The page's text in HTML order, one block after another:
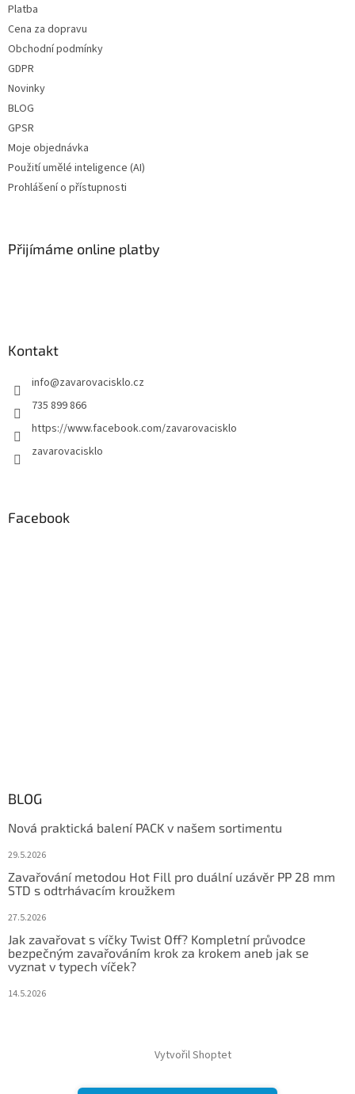
Platba
Cena za dopravu
Obchodní podmínky
GDPR
Novinky
BLOG
GPSR
Moje objednávka
Použití umělé inteligence (AI)
Prohlášení o přístupnosti
Přijímáme online platby
Kontakt
info@zavarovacisklo.cz
735 899 866
https://www.facebook.com/zavarovacisklo
zavarovacisklo
Facebook
BLOG
Nová praktická balení PACK v našem sortimentu
29.5.2026
Zavařování metodou Hot Fill pro duální uzávěr PP 28 mm
STD s odtrhávacím kroužkem
27.5.2026
Jak zavařovat s víčky Twist Off? Kompletní průvodce
bezpečným zavařováním krok za krokem aneb jak se
vyznat v typech víček?
14.5.2026
Vytvořil Shoptet